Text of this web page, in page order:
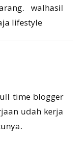
walhasil
lifestyle
time blogger
udah kerja